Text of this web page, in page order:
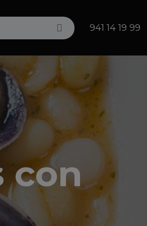
Search 941 14 19 99
con